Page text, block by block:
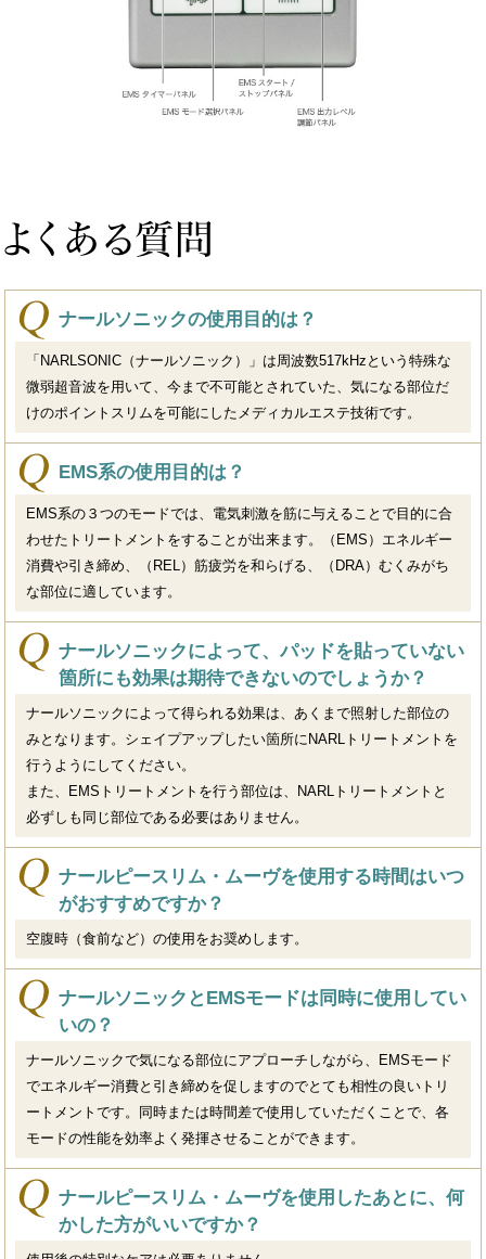
ナールソニックの使用目的は？
「NARLSONIC（ナールソニック）」は周波数517kHzという特殊な
微弱超音波を用いて、今まで不可能とされていた、気になる部位だ
けのポイントスリムを可能にしたメディカルエステ技術です。
EMS系の使用目的は？
EMS系の３つのモードでは、電気刺激を筋に与えることで目的に合
わせたトリートメントをすることが出来ます。（EMS）エネルギー
消費や引き締め、（REL）筋疲労を和らげる、（DRA）むくみがち
な部位に適しています。
ナールソニックによって、パッドを貼っていない
箇所にも効果は期待できないのでしょうか？
ナールソニックによって得られる効果は、あくまで照射した部位の
みとなります。シェイプアップしたい箇所にNARLトリートメントを
行うようにしてください。
また、EMSトリートメントを行う部位は、NARLトリートメントと
必ずしも同じ部位である必要はありません。
ナールピースリム・ムーヴを使用する時間はいつ
がおすすめですか？
空腹時（食前など）の使用をお奨めします。
ナールソニックとEMSモードは同時に使用してい
いの？
ナールソニックで気になる部位にアプローチしながら、EMSモード
でエネルギー消費と引き締めを促しますのでとても相性の良いトリ
ートメントです。同時または時間差で使用していただくことで、各
モードの性能を効率よく発揮させることができます。
ナールピースリム・ムーヴを使用したあとに、何
かした方がいいですか？